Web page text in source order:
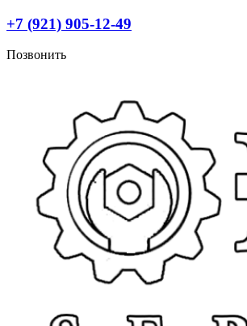
Перейти
содержимому
+7 (921) 905-12-49
Позвонить